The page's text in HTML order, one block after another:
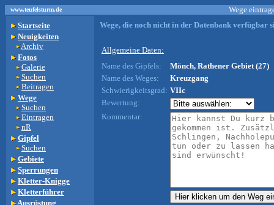
www.teufelsturm.de
Wege
Startseite
Neuigkeiten
Archiv
Fotos
Galerie
Suchen
Beitragen
Wege
Suchen
Eintragen
nR
Gipfel
Suchen
Gebiete
Sperrungen
Kletter-Knigge
Kletterführer
Ausrüstung
Wege, die noch nicht in der Datenbank verfügbar
Allgemeine Daten:
Name des Gipfels:
Mönch, Rathener Gebiet (27)
Name des Weges:
Kreuzgang
Schwierigkeitsgrad: VIIc
Bewertung:
Kommentar: